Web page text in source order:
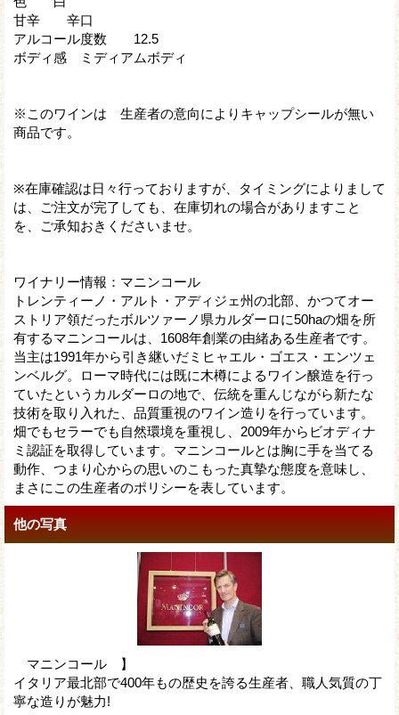
甘辛 辛口
アルコール度数 12.5
ボディ感 ミディアムボディ
※このワインは 生産者の意向によりキャップシールが無い
商品です。
※在庫確認は日々行っておりますが、タイミングによりまして
は、ご注文が完了しても、在庫切れの場合がありますこと
を、ご承知おきくださいませ。
ワイナリー情報：マニンコール
トレンティーノ・アルト・アディジェ州の北部、かつてオー
ストリア領だったボルツァーノ県カルダーロに50haの畑を所
有するマニンコールは、1608年創業の由緒ある生産者です。
当主は1991年から引き継いだミヒャエル・ゴエス・エンツェ
ンベルグ。ローマ時代には既に木樽によるワイン醸造を行っ
ていたというカルダーロの地で、伝統を重んじながら新たな
技術を取り入れた、品質重視のワイン造りを行っています。
畑でもセラーでも自然環境を重視し、2009年からビオディナ
ミ認証を取得しています。マニンコールとは胸に手を当てる
動作、つまり心からの思いのこもった真摯な態度を意味し、
まさにこの生産者のポリシーを表しています。
他の写真
マニンコール 】
イタリア最北部で400年もの歴史を誇る生産者、職人気質の丁
寧な造りが魅力!